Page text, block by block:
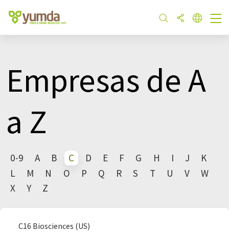
Empresas de A
a Z
0-9 A B C D E F G H I J
K
L
M N O P Q R S T U V
W
X
Y Z
C16 Biosciences (US)